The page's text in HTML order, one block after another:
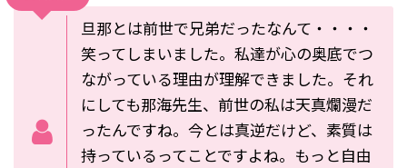
旦那とは前世で兄弟だったなんて・・・・
笑ってしまいました。私達が心の奥底でつ
ながっている理由が理解できました。それ
にしても那海先生、前世の私は天真爛漫だ
ったんですね。今とは真逆だけど、素質は
持っているってことですよね。もっと自由